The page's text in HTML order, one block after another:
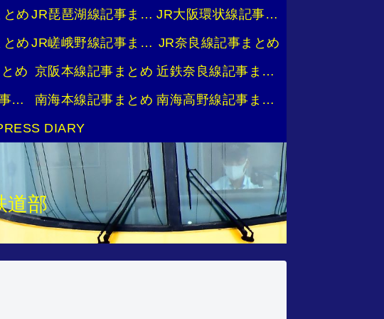
道部
め JR琵琶湖線記事まとめ
JR大阪環状線記事まとめ
め JR嵯峨野線記事まとめ JR奈良線記事まとめ
め 京阪本線記事まとめ
近鉄奈良線記事まとめ
近鉄名古屋線記事まとめ 南海本線記事まとめ
南海高野線記事まとめ
DIARY